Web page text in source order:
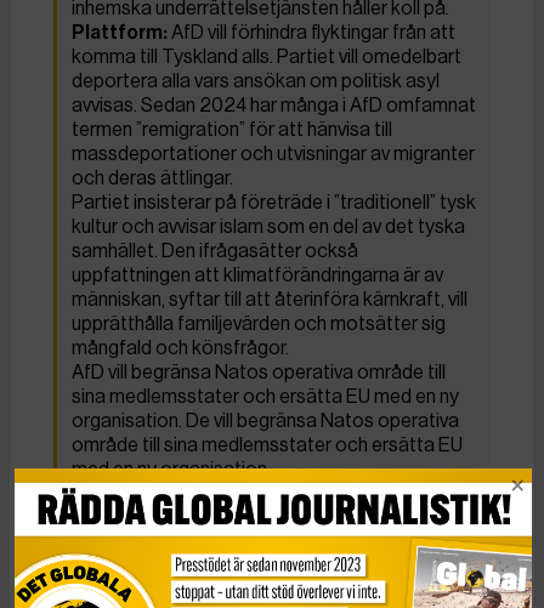
inhemska underrättelsetjänsten håller koll på.
Plattform: AfD vill förhindra flyktingar från att
komma till Tyskland alls. Partiet vill omedelbart
deportera alla vars ansökan om politisk asyl
avvisas. Sedan 2024 har många i AfD omfamnat
termen ”remigration” för att hänvisa till
massdeportationer och utvisningar av migranter
och deras ättlingar.
Partiet insisterar på företräde i ”traditionell” tysk
kultur och avvisar islam som en del av det tyska
samhället. Den ifrågasätter också
uppfattningen att klimatförändringarna är av
människan, syftar till att återinföra kärnkraft, vill
upprätthålla familjevärden och motsätter sig
mångfald och könsfrågor.
AfD vill begränsa Natos operativa område till
sina medlemsstater och ersätta EU med en ny
organisation. De vill begränsa Natos operativa
område till sina medlemsstater och ersätta EU
med en ny organisation.
die Linke
Toppkandidat:Heidi Reichinnek
Ordförande:Ines Schwerdtner, Jan Van Aken